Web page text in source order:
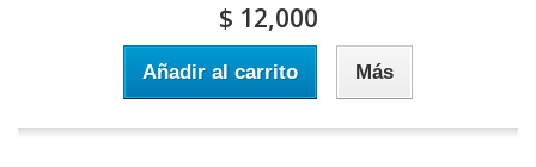
$ 12,000
Añadir al carrito Más